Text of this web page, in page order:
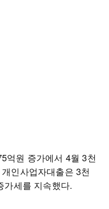
억원 증가에서 4월 3천
인사업자대출은 3천
가세를 지속했다.